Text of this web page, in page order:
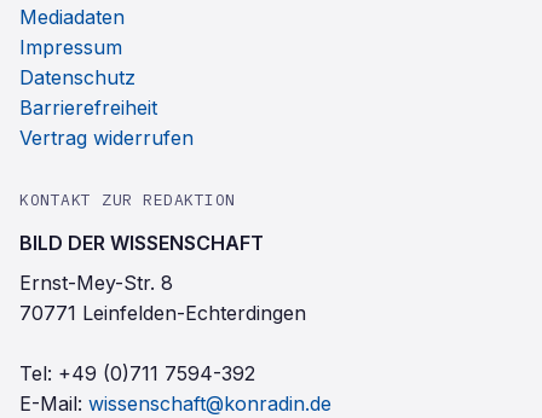
Mediadaten
Impressum
Datenschutz
Barrierefreiheit
Vertrag widerrufen
KONTAKT ZUR REDAKTION
BILD DER WISSENSCHAFT
Ernst-Mey-Str. 8
70771 Leinfelden-Echterdingen
Tel: +49 (0)711 7594-392
E-Mail: wissenschaft@konradin.de